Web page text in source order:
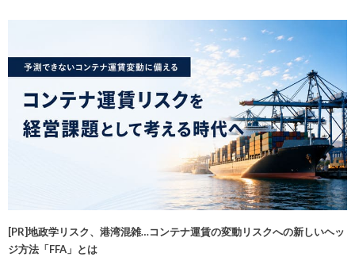
[PR]地政学リスク、港湾混雑…コンテナ運賃の変動リスクへの新しいヘッ
ジ方法「FFA」とは